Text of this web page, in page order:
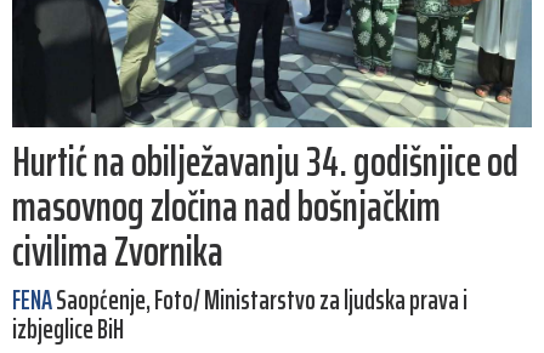
Hurtić na obilježavanju 34. godišnjice od
masovnog zločina nad bošnjačkim
civilima Zvornika
FENASaopćenje, Foto/ Ministarstvo za ljudska prava i
izbjeglice BiH